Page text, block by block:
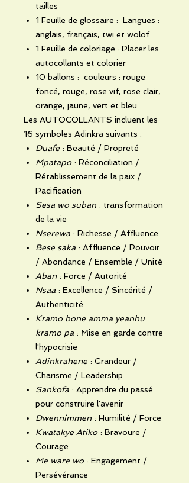
tailles
1 Feuille de glossaire : Langues :
anglais, français, twi et wolof
1 Feuille de coloriage : Placer les
autocollants et colorier
10 ballons : couleurs : rouge
foncé, rouge, rose vif, rose clair,
orange, jaune, vert et bleu.
Les AUTOCOLLANTS incluent les
16 symboles Adinkra suivants :
Duafe : Beauté / Propreté
Mpatapo : Réconciliation /
Rétablissement de la paix /
Pacification
Sesa wo suban : transformation
de la vie
Nserewa : Richesse / Affluence
Bese saka : Affluence / Pouvoir
/ Abondance / Ensemble / Unité
Aban : Force / Autorité
Nsaa : Excellence / Sincérité /
Authenticité
Kramo bone amma yeanhu
kramo pa : Mise en garde contre
l'hypocrisie
Adinkrahene : Grandeur /
Charisme / Leadership
Sankofa : Apprendre du passé
pour construire l'avenir
Dwennimmen : Humilité / Force
Kwatakye Atiko : Bravoure /
Courage
Me ware wo : Engagement /
Persévérance